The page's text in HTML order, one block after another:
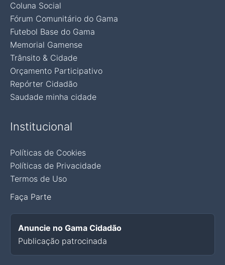
Coluna Social
Fórum Comunitário do Gama
Futebol Base do Gama
Memorial Gamense
Trânsito & Cidade
Orçamento Participativo
Repórter Cidadão
Saudade minha cidade
Institucional
Políticas de Cookies
Políticas de Privacidade
Termos de Uso
Faça Parte
Anuncie no Gama Cidadão
Publicação patrocinada